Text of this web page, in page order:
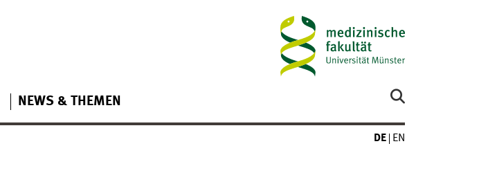
NEWS & THEMEN
DE EN